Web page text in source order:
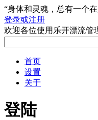
“身体和灵魂，总有一个
登录或注册
欢迎各位使用乐开漂流管
首页
设置
关于
登陆